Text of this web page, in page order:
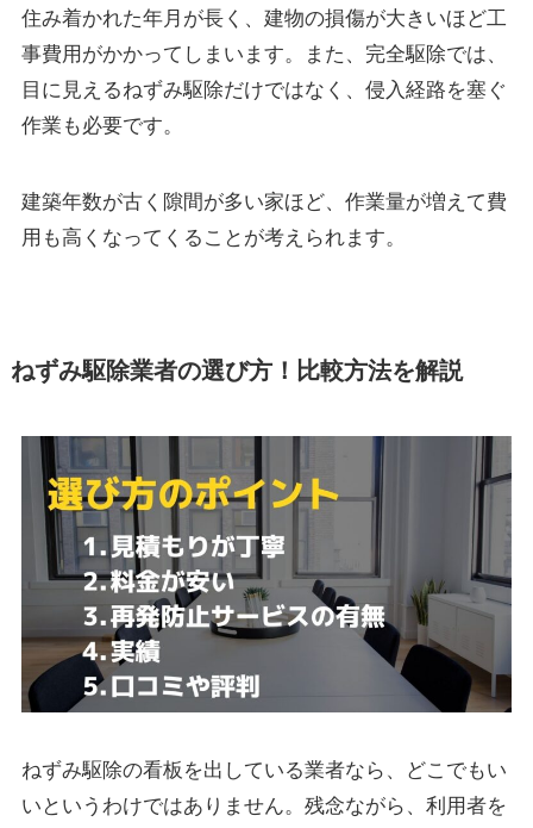
住み着かれた年月が長く、建物の損傷が大きいほど工
事費用がかかってしまいます。また、完全駆除では、
目に見えるねずみ駆除だけではなく、 侵入経路を塞ぐ
作業も必要です。
建築年数が古く隙間が多い家ほど、作業量が増えて費
用も高くなってくることが考えられます。
ねずみ駆除業者の選び方！比較方法を解説
ねずみ駆除の看板を出している業者なら、どこでもい
いというわけではありません。残念ながら、利用者を